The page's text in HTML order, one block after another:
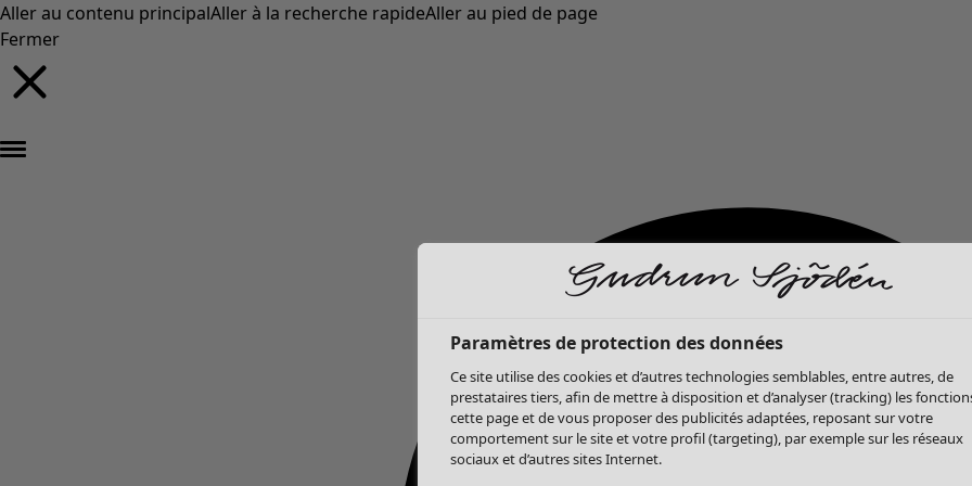
Aller au contenu principalAller à la recherche rapideAller au pied de page
Fermer
Paramètres de protection des données
Ce site utilise des cookies et d’autres technologies semblables, entre autres, de
prestataires tiers, afin de mettre à disposition et d’analyser (tracking) les
cette page et de vous proposer des publicités adaptées, reposant sur votre
comportement sur le site et votre profil (targeting), par exemple sur les réseaux
sociaux et d’autres sites Internet.